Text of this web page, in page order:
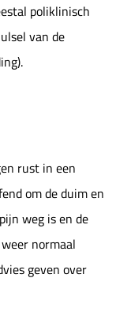
poliklinisch
van de
rust in een
om de duim en
weg is en de
normaal
geven over